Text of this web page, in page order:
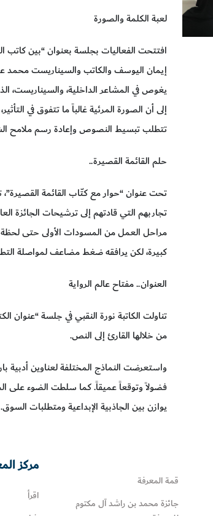
لعبة الكلمة والصورة
افتتحت الفعاليات بجلسة بعنوان “بين كاتب
إيمان اليوسف والكاتب والسيناريست محمد
يغوص في المشاعر الداخلية، والسيناريست،
إلى أن الصورة المرئية غالباً ما تتفوق في
تتطلب تبسيط النصوص وإعادة رسم ملامح
حلم القائمة القصيرة..
تحت عنوان “حوار مع كتّاب القائمة
مراحل العمل من المسودات الأولى حتى
كبيرة، لكن يرافقه ضغط مضاعف لمواصلة
العنوان.. مفتاح عالم الرواية
تناولت الكاتبة نورة النقبي في جلسة “عنوان
من خلالها القارئ إلى النص.
واستعرضت النماذج المختلفة لعناوين
فضولاً وتوقعاً عميقاً. كما سلطت الضوء على
يوازن بين الجاذبية الإبداعية ومتطلبات السوق.
قمة المعرفة
جائزة محمد بن راشد آل مكتوم
مركز
اقرأ